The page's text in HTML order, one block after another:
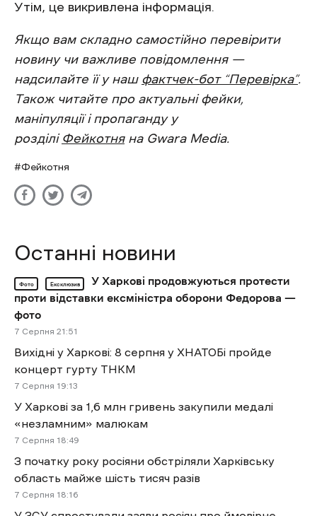
Утім, це викривлена інформація.
Якщо вам складно самостійно перевірити
новину чи важливе повідомлення —
надсилайте її у наш фактчек-бот “Перевірка”.
Також читайте про актуальні фейки,
маніпуляції і пропаганду у
розділі Фейкотняна Gwara Media.
Фейкотня
Останні новини
Фото Ексклюзив
У Харкові продовжуються протести
проти відставки ексміністра оборони Федорова —
фото
7 Cерпня 21:51
Вихідні у Харкові: 8 серпня у ХНАТОБі пройде
концерт гурту ТНКМ
7 Cерпня 19:13
У Харкові за 1,6 млн гривень закупили медалі
«незламним» малюкам
7 Cерпня 18:49
З початку року росіяни обстріляли Харківську
область майже шість тисяч разів
7 Cерпня 18:16